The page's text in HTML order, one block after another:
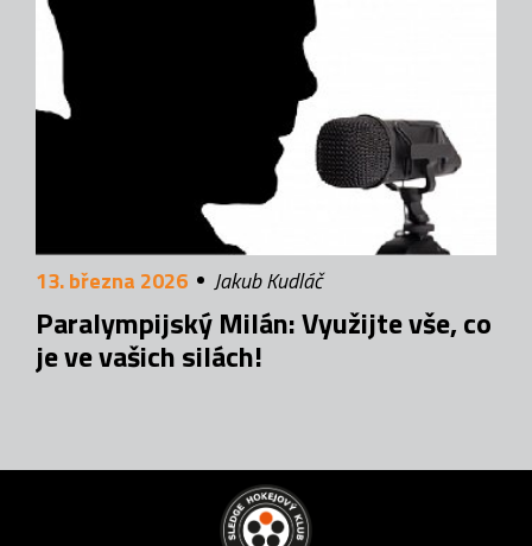
13. března 2026 Jakub Kudláč
Paralympijský Milán: Využijte vše, co
je ve vašich silách!